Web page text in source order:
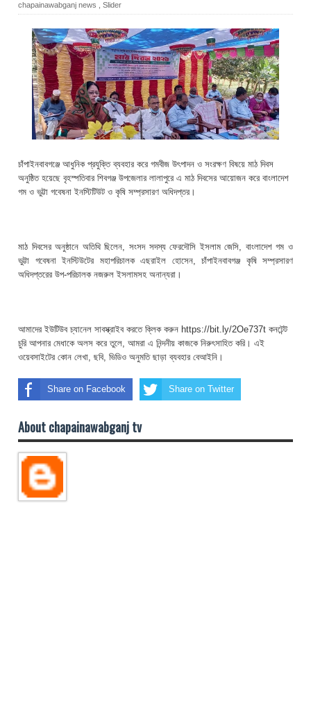
chapainawabganj news
Slider
চাঁপাইনবাবগঞ্জে আধুনিক প্রযুক্তি ব্যবহার করে গমবীজ উৎপাদন ও সংরক্ষণ বিষয়ে মাঠ দিবস
অনুষ্ঠিত হয়েছে বৃহস্পতিবার শিবগঞ্জ উপজেলার লালাপুরে এ মাঠ দিবসের আয়োজন করে বাংলাদেশ
গম ও ভুট্টা গবেষনা ইনস্টিটিউট ও কৃষি সম্প্রসারণ অধিদপ্তর।
মাঠ দিবসের অনুষ্ঠানে অতিথি ছিলেন, সংসদ সদস্য ফেরদৌসি ইসলাম জেসি, বাংলাদেশ গম ও
ভুট্টা গবেষনা ইনস্টিউটের মহাপরিচালক এছরাইল হোসেন, চাঁপাইনবাবগঞ্জ কৃষি সম্প্রসারণ
অধিদপ্তরের উপ-পরিচালক নজরুল ইসলামসহ অনান্যরা।
আমাদের ইউটিউব চ্যানেল সাবস্ক্রাইব করতে ক্লিক করুন https://bit.ly/2Oe737t কনটেন্ট
চুরি আপনার মেধাকে অলস করে তুলে, আমরা এ নিন্দনীয় কাজকে নিরুৎসাহিত করি। এই
ওয়েবসাইটের কোন লেখা, ছবি, ভিডিও অনুমতি ছাড়া ব্যবহার বেআইনি।
Share on Facebook Share on Twitter
About chapainawabganj tv